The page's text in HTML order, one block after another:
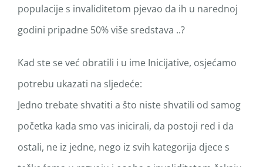
populacije s invaliditetom pjevao da ih u narednoj
godini pripadne 50% više sredstava ..?
Kad ste se već obratili i u ime Inicijative, osjećamo
potrebu ukazati na sljedeće:
Jedno trebate shvatiti a što niste shvatili od samog
početka kada smo vas inicirali, da postoji red i da
ostali, ne iz jedne, nego iz svih kategorija djece s